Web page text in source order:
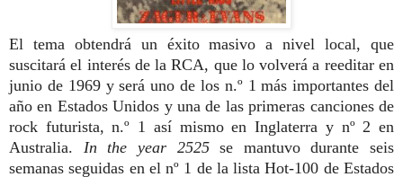
El tema obtendrá un éxitomasivo a nivel local, que
suscitará el interés de laRCA, que lo volverá a reeditar en
junio de 1969 yserá uno de los n.º 1 más importantes del
año en Estados Unidos y unade las primeras canciones de
rock futurista, n.º 1 así mismo en Inglaterra y nº 2 en
Australia. Inthe year 2525se mantuvo durante seis
semanas seguidas en el nº 1 de la lista Hot-100 de Estados